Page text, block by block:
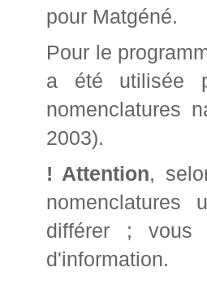
pour Matgéné.
Pour le
a été utilisée
nomenclatures
2003).
! Attention,
nomenclatures
différer ; vous
d'information.